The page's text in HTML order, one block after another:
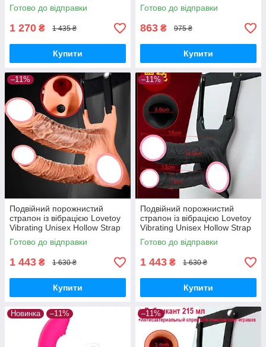
Vibrating Unisex 10 режимів
вібрації
Готово до відправки
1 270 ₴ 1 435 ₴
Купити
Готово до відправки
863 ₴ 975 ₴
Купити
–11%
Подвійний порожнистий
страпон із вібрацією Lovetoy
Vibrating Unisex Hollow Strap
On 10 режимів тілесний
Готово до відправки
1 443 ₴ 1 630 ₴
Купити
–11%
Подвійний порожнистий
страпон із вібрацією Lovetoy
Vibrating Unisex Hollow Strap
On 10 режимів Чорний
Готово до відправки
1 443 ₴ 1 630 ₴
Купити
Новинка –11% –11%